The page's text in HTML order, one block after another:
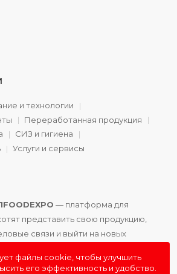
и технологии
Переработанная продукция
СИЗ и гигиена
Услуги и сервисы
— платформа для
представить свою продукцию,
связи и выйти на новых
файлы cookie, чтобы улучшить
его эффективность и удобство.